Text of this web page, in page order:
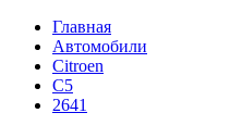
Главная
Автомобили
Citroen
C5
2641